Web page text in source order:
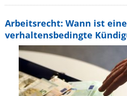
Arbeitsrecht: Wann ist eine
verhaltensbedingte